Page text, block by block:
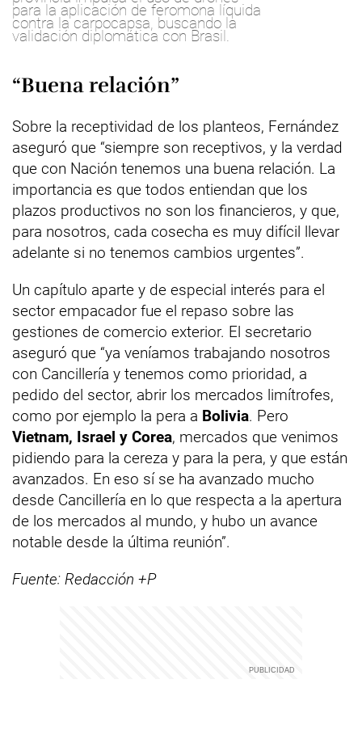
para la aplicación de feromona líquida
contra la carpocapsa, buscando la
validación diplomática con Brasil.
“Buena relación”
Sobre la receptividad de los planteos, Fernández
aseguró que “siempre son receptivos, y la verdad
que con Nación tenemos una buena relación. La
importancia es que todos entiendan que los
plazos productivos no son los financieros, y que,
para nosotros, cada cosecha es muy difícil llevar
adelante si no tenemos cambios urgentes”.
Un capítulo aparte y de especial interés para el
sector empacador fue el repaso sobre las
gestiones de comercio exterior. El secretario
aseguró que “ya veníamos trabajando nosotros
con Cancillería y tenemos como prioridad, a
pedido del sector, abrir los mercados limítrofes,
como por ejemplo la pera a Bolivia. Pero
Vietnam, Israel y Corea, mercados que venimos
pidiendo para la cereza y para la pera, y que están
avanzados. En eso sí se ha avanzado mucho
desde Cancillería en lo que respecta a la apertura
de los mercados al mundo, y hubo un avance
notable desde la última reunión”.
Fuente: Redacción +P